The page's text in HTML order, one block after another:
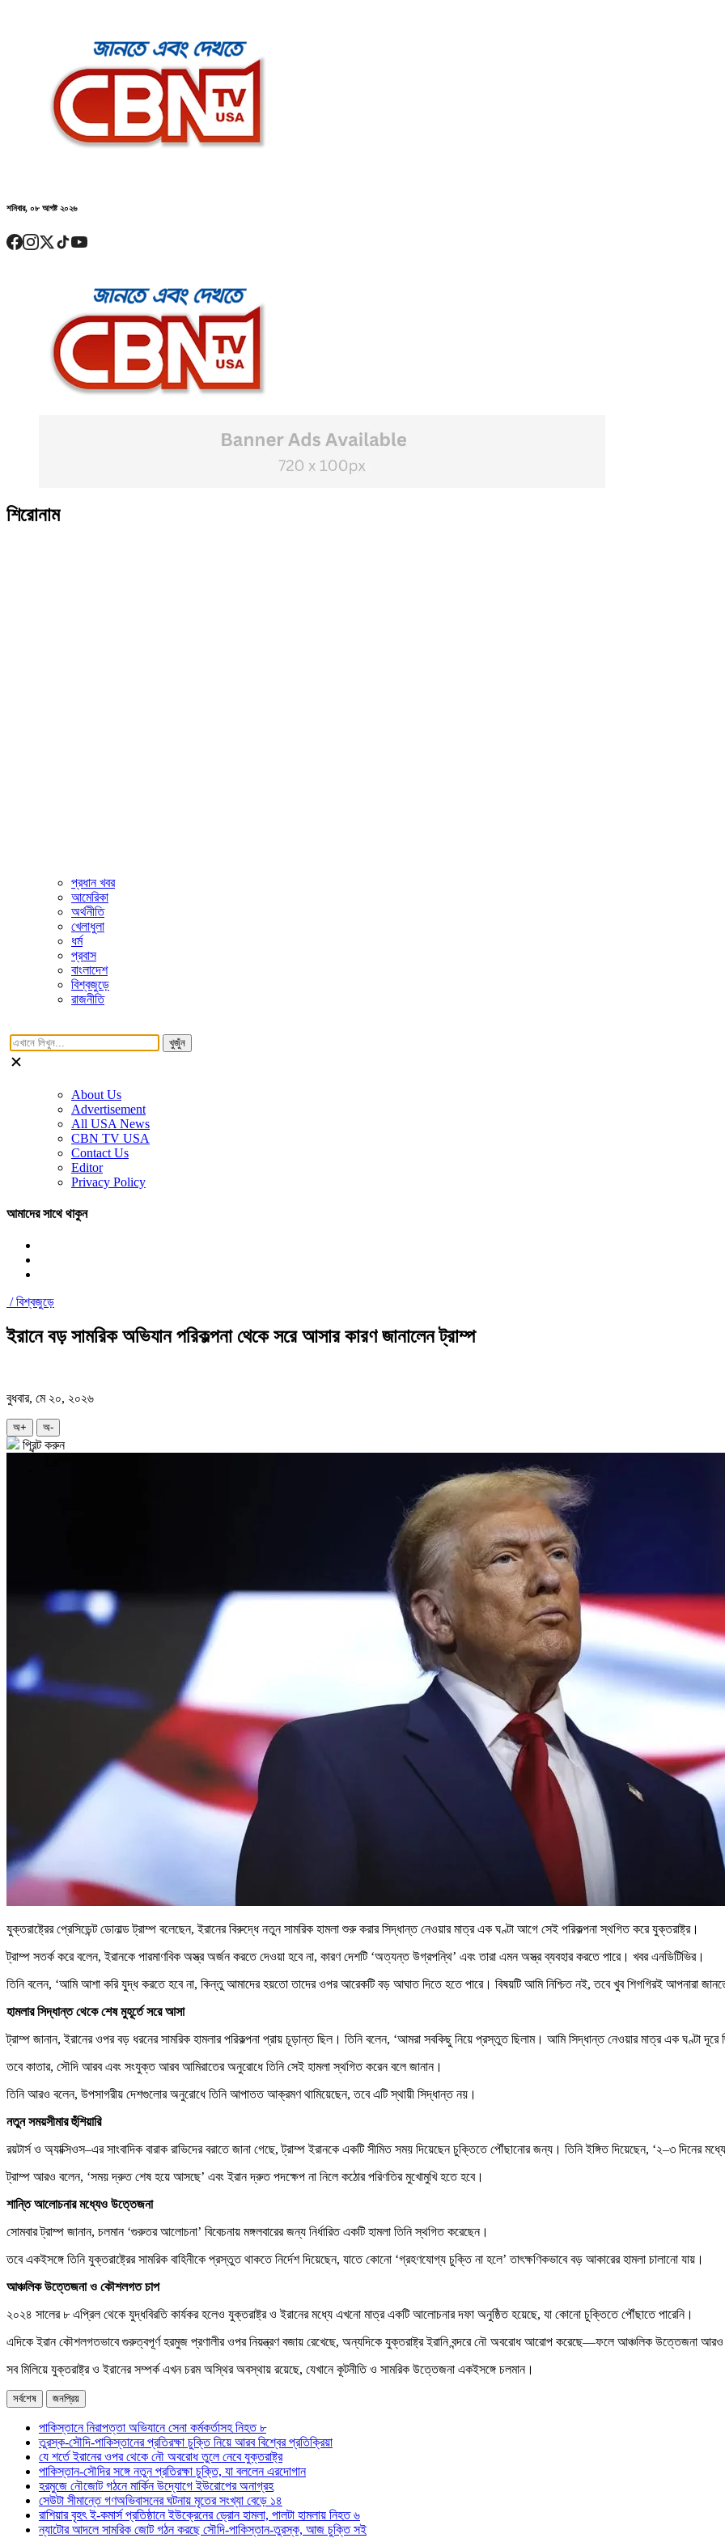
শনিবার, ০৮ আগষ্ট ২০২৬
শিরোনাম
প্রধান খবর
আমেরিকা
অর্থনীতি
খেলাধুলা
ধর্ম
প্রবাস
বাংলাদেশ
বিশ্বজুড়ে
রাজনীতি
খুজুঁন
About Us
Advertisement
All USA News
CBN TV USA
Contact Us
Editor
Privacy Policy
আমাদের সাথে থাকুন
/বিশ্বজুড়ে
ইরানে বড় সামরিক অভিযান পরিকল্পনা থেকে সরে আসার কারণ জানালেন ট্রাম্প
বুধবার, মে ২০, ২০২৬
অ+ অ-
প্রিন্ট করুন
যুক্তরাষ্ট্রের প্রেসিডেন্ট ডোনাল্ড ট্রাম্প বলেছেন, ইরানের বিরুদ্ধে নতুন সামরিক হামলা শুরু করার সিদ্ধান্ত নেওয়ার মাত্র এক ঘণ্টা আগে সেই পরিকল্পনা স্থগিত করে যুক্তরাষ্ট্র।
ট্রাম্প সতর্ক করে বলেন, ইরানকে পারমাণবিক অস্ত্র অর্জন করতে দেওয়া হবে না, কারণ দেশটি ‘অত্যন্ত উগ্রপন্থি’ এবং তারা এমন অস্ত্র ব্যবহার করতে পারে। খবর এনডিটিভির।
তিনি বলেন, ‘আমি আশা করি যুদ্ধ করতে হবে না, কিন্তু আমাদের হয়তো তাদের ওপর আরেকটি বড় আঘাত দিতে হতে পারে। বিষয়টি আমি নিশ্চিত নই, তবে খুব শিগগিরই আপনারা
হামলার সিদ্ধান্ত থেকে শেষ মুহূর্তে সরে আসা
ট্রাম্প জানান, ইরানের ওপর বড় ধরনের সামরিক হামলার পরিকল্পনা প্রায় চূড়ান্ত ছিল। তিনি বলেন, ‘আমরা সবকিছু নিয়ে প্রস্তুত ছিলাম। আমি সিদ্ধান্ত নেওয়ার মাত্র এক ঘণ্টা দূরে
তবে কাতার, সৌদি আরব এবং সংযুক্ত আরব আমিরাতের অনুরোধে তিনি সেই হামলা স্থগিত করেন বলে জানান।
তিনি আরও বলেন, উপসাগরীয় দেশগুলোর অনুরোধে তিনি আপাতত আক্রমণ থামিয়েছেন, তবে এটি স্থায়ী সিদ্ধান্ত নয়।
নতুন সময়সীমার হুঁশিয়ারি
রয়টার্স ও অ্যাক্সিওস–এর সাংবাদিক বারাক রাভিদের বরাতে জানা গেছে, ট্রাম্প ইরানকে একটি সীমিত সময় দিয়েছেন চুক্তিতে পৌঁছানোর জন্য। তিনি ইঙ্গিত দিয়েছেন, ‘২–৩ দিনের
ট্রাম্প আরও বলেন, ‘সময় দ্রুত শেষ হয়ে আসছে’ এবং ইরান দ্রুত পদক্ষেপ না নিলে কঠোর পরিণতির মুখোমুখি হতে হবে।
শান্তি আলোচনার মধ্যেও উত্তেজনা
সোমবার ট্রাম্প জানান, চলমান ‘গুরুতর আলোচনা’ বিবেচনায় মঙ্গলবারের জন্য নির্ধারিত একটি হামলা তিনি স্থগিত করেছেন।
তবে একইসঙ্গে তিনি যুক্তরাষ্ট্রের সামরিক বাহিনীকে প্রস্তুত থাকতে নির্দেশ দিয়েছেন, যাতে কোনো ‘গ্রহণযোগ্য চুক্তি না হলে’ তাৎক্ষণিকভাবে বড় আকারের হামলা চালানো যায়।
আঞ্চলিক উত্তেজনা ও কৌশলগত চাপ
২০২৪ সালের ৮ এপ্রিল থেকে যুদ্ধবিরতি কার্যকর হলেও যুক্তরাষ্ট্র ও ইরানের মধ্যে এখনো মাত্র একটি আলোচনার দফা অনুষ্ঠিত হয়েছে, যা কোনো চুক্তিতে পৌঁছাতে পারেনি।
এদিকে ইরান কৌশলগতভাবে গুরুত্বপূর্ণ হরমুজ প্রণালীর ওপর নিয়ন্ত্রণ বজায় রেখেছে, অন্যদিকে যুক্তরাষ্ট্র ইরানি বন্দরে নৌ অবরোধ আরোপ করেছে—ফলে আঞ্চলিক উত্তেজনা আরও
সব মিলিয়ে যুক্তরাষ্ট্র ও ইরানের সম্পর্ক এখন চরম অস্থির অবস্থায় রয়েছে, যেখানে কূটনীতি ও সামরিক উত্তেজনা একইসঙ্গে চলমান।
সর্বশেষ জনপ্রিয়
পাকিস্তানে নিরাপত্তা অভিযানে সেনা কর্মকর্তাসহ নিহত ৮
তুরস্ক-সৌদি-পাকিস্তানের প্রতিরক্ষা চুক্তি নিয়ে আরব বিশ্বের প্রতিক্রিয়া
যে শর্তে ইরানের ওপর থেকে নৌ অবরোধ তুলে নেবে যুক্তরাষ্ট্র
পাকিস্তান-সৌদির সঙ্গে নতুন প্রতিরক্ষা চুক্তি, যা বললেন এরদোগান
হরমুজে নৌজোট গঠনে মার্কিন উদ্যোগে ইউরোপের অনাগ্রহ
সেউটা সীমান্তে গণঅভিবাসনের ঘটনায় মৃতের সংখ্যা বেড়ে ১৪
রাশিয়ার বৃহৎ ই-কমার্স প্রতিষ্ঠানে ইউক্রেনের ড্রোন হামলা, পালটা হামলায় নিহত ৬
ন্যাটোর আদলে সামরিক জোট গঠন করছে সৌদি-পাকিস্তান-তুরস্ক, আজ চুক্তি সই